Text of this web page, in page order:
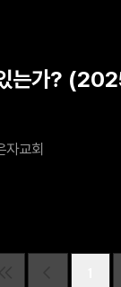
는가?
교회